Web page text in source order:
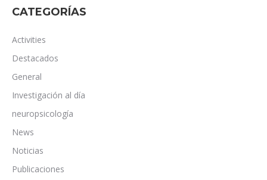
CATEGORÍAS
Activities
Destacados
General
Investigación al día
neuropsicología
News
Noticias
Publicaciones